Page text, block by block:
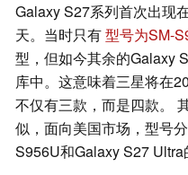
Galaxy S27系列首次出现
天。当时只有型号为SM-
型，但如今其余的Galaxy
库中。这意味着三星将在
不仅有三款，而是四款。
似，面向美国市场，型号
S956U和Galaxy S27 Ultra